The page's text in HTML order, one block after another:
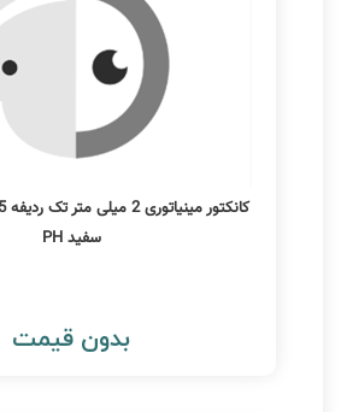
سفید PH
بدون قیمت